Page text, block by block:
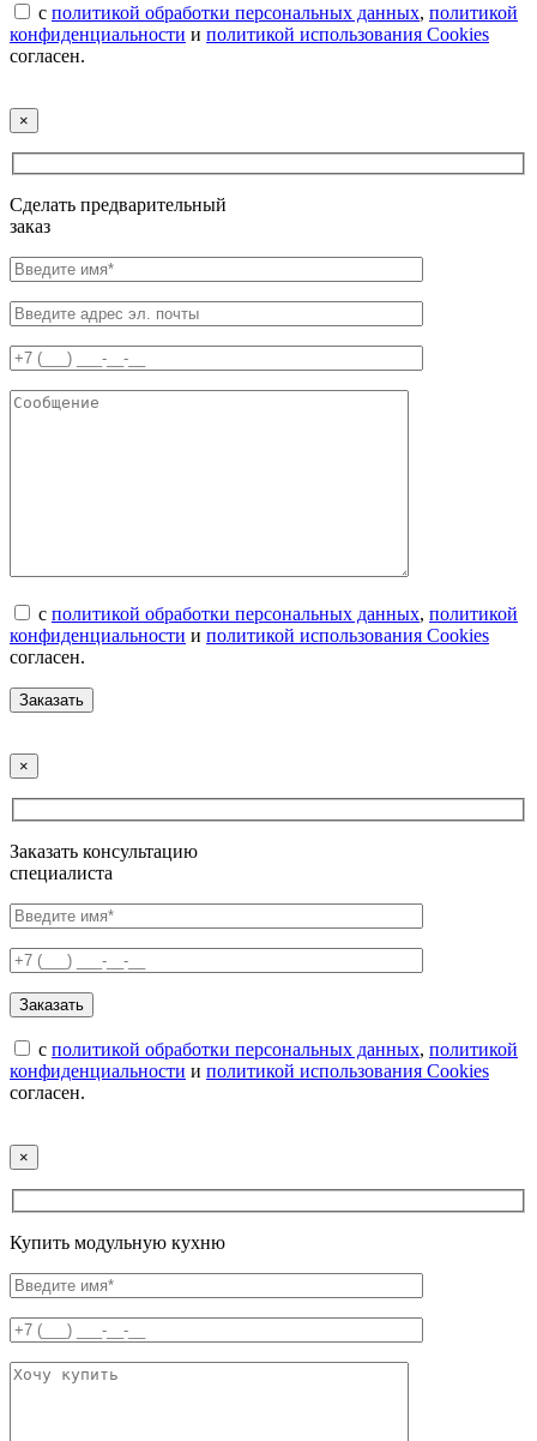
с политикой обработки персональных данных, политикой
конфиденциальности и политикой использования Cookies
согласен.
×
Сделать предварительный
заказ
с политикой обработки персональных данных, политикой
конфиденциальности и политикой использования Cookies
согласен.
×
Заказать консультацию
специалиста
с политикой обработки персональных данных, политикой
конфиденциальности и политикой использования Cookies
согласен.
×
Купить модульную кухню